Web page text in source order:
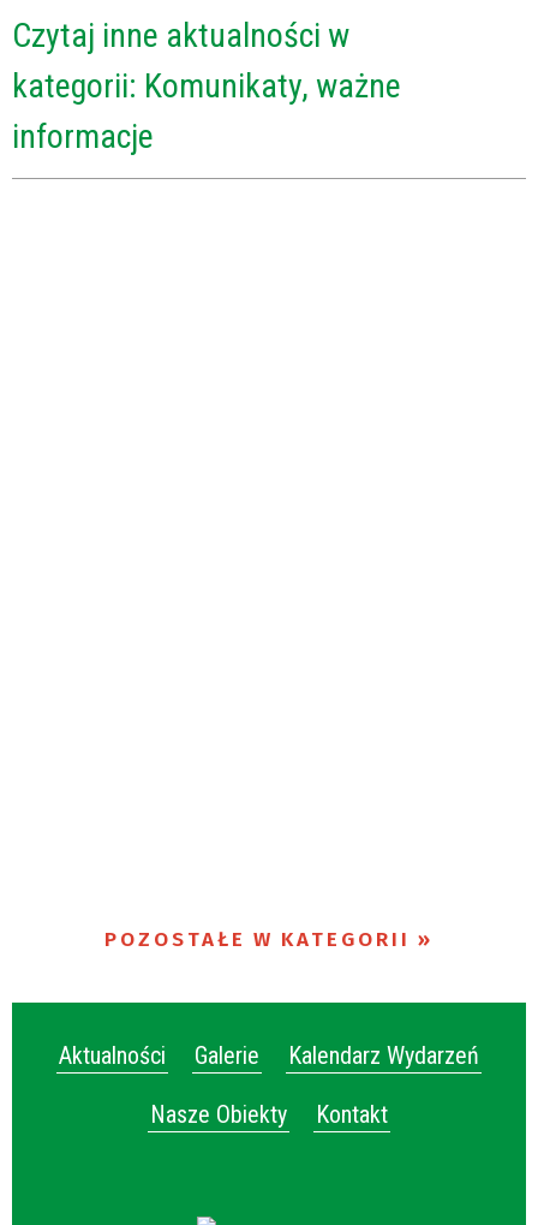
Czytaj inne aktualności w
kategorii: Komunikaty, ważne
informacje
POZOSTAŁE W KATEGORII
Aktualności Galerie Kalendarz Wydarzeń
Nasze Obiekty Kontakt